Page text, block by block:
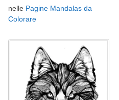
nelle Pagine Mandalas da
Colorare